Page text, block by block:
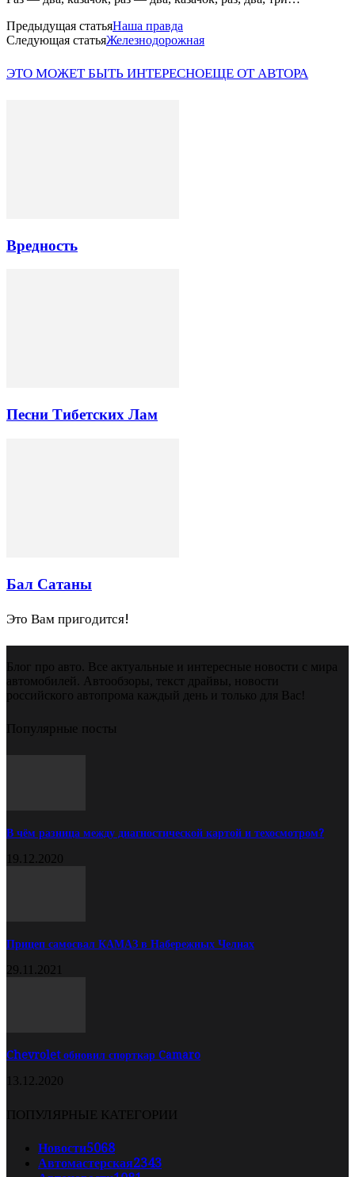
Предыдущая статьяНаша правда
Следующая статьяЖелезнодорожная
ЭТО МОЖЕТ БЫТЬ ИНТЕРЕСНОЕЩЕ ОТ АВТОРА
Вредность
Песни Тибетских Лам
Бал Сатаны
Это Вам пригодится!
Блог про авто. Все актуальные и интересные новости с мира
автомобилей. Автообзоры, текст драйвы, новости
российского автопрома каждый день и только для Вас!
Популярные посты
В чём разница между диагностической картой и техосмотром?
19.12.2020
Прицеп самосвал КАМАЗ в Набережных Челнах
29.11.2021
Chevrolet обновил спорткар Camaro
13.12.2020
ПОПУЛЯРНЫЕ КАТЕГОРИИ
Новости5068
Автомастерская2343